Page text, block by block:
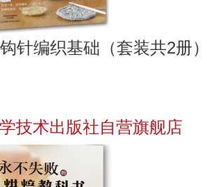
针编织基础（套装共2册
技术出版社自营旗舰店